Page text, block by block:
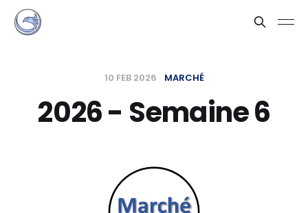
10 FEB 2026 MARCHÉ
2026 - Semaine 6